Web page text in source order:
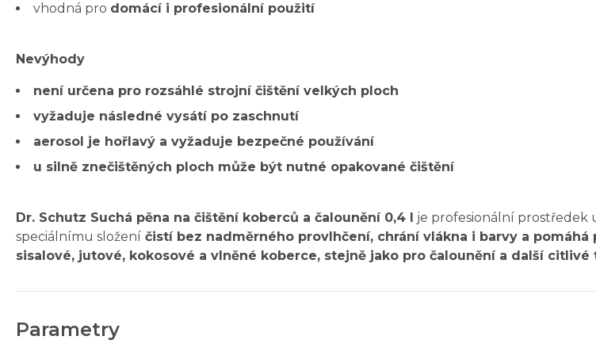
vhodná pro domácí i profesionální použití
Nevýhody
není určena pro rozsáhlé strojní čištění velkých ploch
vyžaduje následné vysátí po zaschnutí
aerosol je hořlavý a vyžaduje bezpečné používání
u silně znečištěných ploch může být nutné opakované čištění
Dr. Schutz Suchá pěna na čištění koberců a čalounění 0,4 l je profesionální prostředek
speciálnímu složení čistí bez nadměrného provlhčení, chrání vlákna i barvy a
sisalové, jutové, kokosové a vlněné koberce, stejně jako pro čalounění a další
Parametry